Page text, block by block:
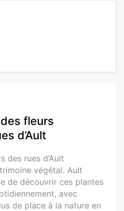
fleurs
d’Ault
des rues d’Ault
végétal. Ault
de découvrir ces plantes
avec
de place à la nature en